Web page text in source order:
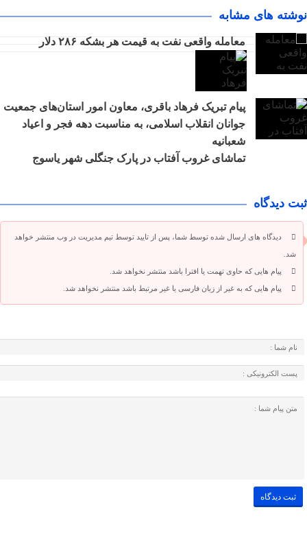
نوشته های مشابه
معامله واقعی نفت به قیمت هر بشکه ۲۸۶ دلار
پیام تبریک فرهاد باقری، معاون امور استان‌های جمعیت
جوانان انقلاب اسلامی، به مناسبت دهه فجر و اعیاد
شعبانیه
تماشای غروب آفتاب در پارک جنگلی شهر یاسوج
ثبت دیدگاه
دیدگاه های ارسال شده توسط شما، پس از تایید توسط تیم مدیریت در وب منتشر خواهد
شد.
پیام هایی که حاوی تهمت یا افترا باشد منتشر نخواهد شد.
پیام هایی که به غیر از زبان فارسی یا غیر مرتبط باشد منتشر نخواهد شد.